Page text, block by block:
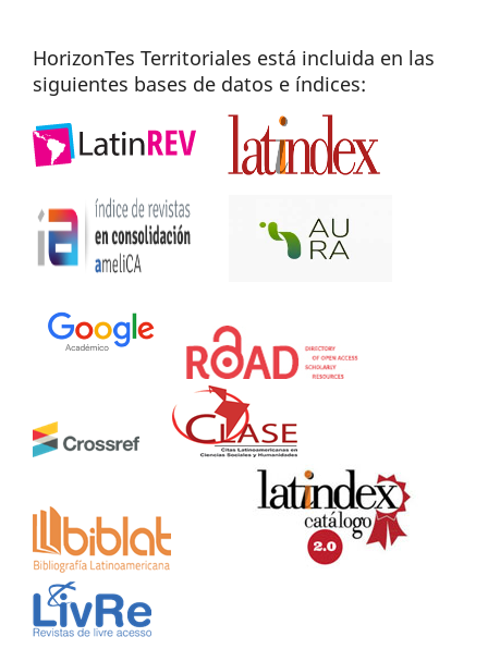
HorizonTes Territoriales está incluida en las
siguientes bases de datos e índices: